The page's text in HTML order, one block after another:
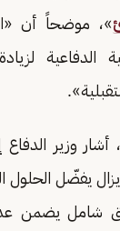
»، موضحاً أن
الدفاعية
أشار وزير
يزال يفضّل الحلول
شامل يضمن